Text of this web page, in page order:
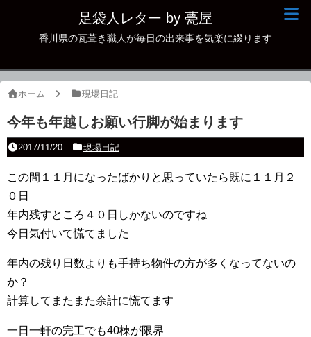
足袋人レター by 甍屋
香川県の瓦葺き職人が毎日の出来事を気楽に綴ります
ホーム 現場日記
今年も年越しお願い行脚が始まります
2017/11/20 現場日記
この間１１月になったばかりと思っていたら既に１１月２
０日
年内残すところ４０日しかないのですね
今日気付いて慌てました
年内の残り日数よりも手持ち物件の方が多くなってないの
か？
計算してまたまた余計に慌てます
一日一軒の完工でも40棟が限界
現場日記
古瓦
本日の一品
その他